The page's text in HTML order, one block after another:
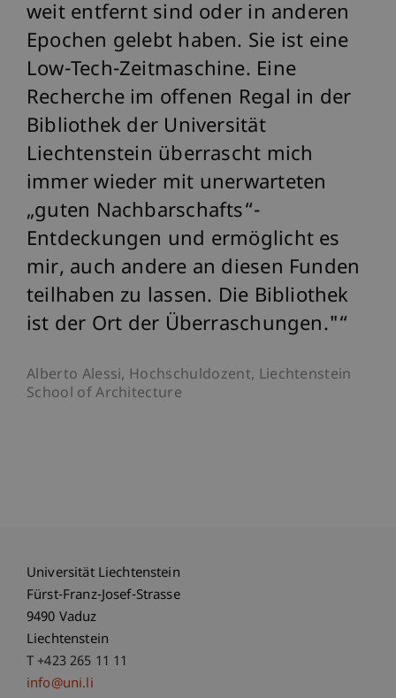
weit entfernt sind oder in anderen
Epochen gelebt haben. Sie ist eine
Low-Tech-Zeitmaschine. Eine
Recherche im offenen Regal in der
Bibliothek der Universität
Liechtenstein überrascht mich
immer wieder mit unerwarteten
„guten Nachbarschafts“-
Entdeckungen und ermöglicht es
mir, auch andere an diesen Funden
teilhaben zu lassen. Die Bibliothek
ist der Ort der Überraschungen."
Alberto Alessi, Hochschuldozent, Liechtenstein
School of Architecture
Universität Liechtenstein
Fürst-Franz-Josef-Strasse
9490 Vaduz
Liechtenstein
T +423 265 11 11
info@uni.li